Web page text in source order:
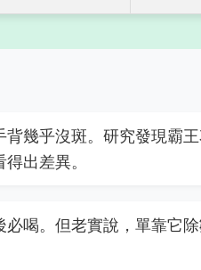
幾乎沒斑。研究發現霸
出差異。
喝。但老實說，單靠它